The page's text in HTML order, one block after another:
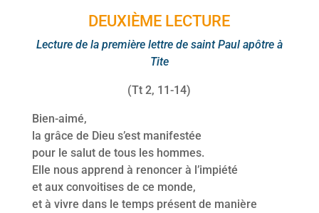
DEUXIÈME LECTURE
Lecture de la premièrelettre de saint Paul apôtre à
Tite
(Tt 2, 11-14)
Bien-aimé,
la grâce de Dieu s’est manifestée
pour le salut de tous les hommes.
Elle nous apprend à renoncer à l’impiété
et aux convoitises de ce monde,
et à vivre dans le temps présent de manière